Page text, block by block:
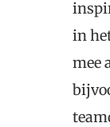
in
mee